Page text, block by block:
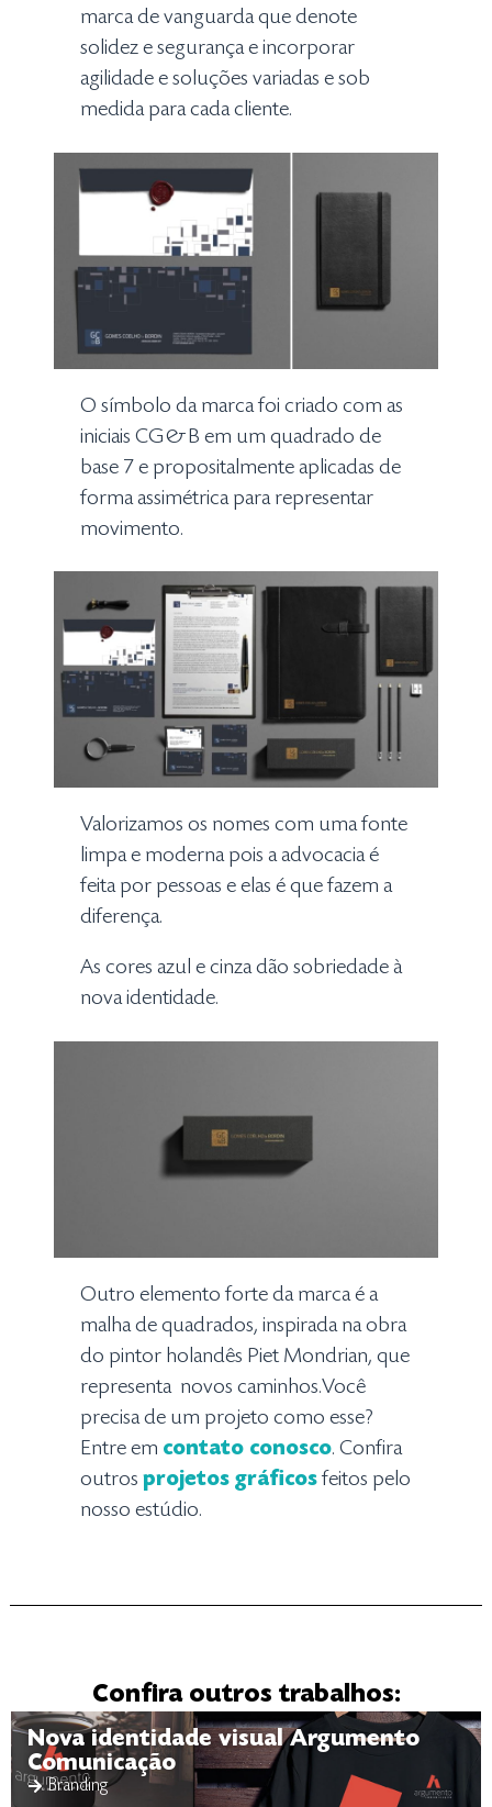
marca de vanguarda que denote
solidez e segurança e incorporar
agilidade e soluções variadas e sob
medida para cada cliente.
O símbolo da marca foi criado com as
iniciais CG&B em um quadrado de
base 7 e propositalmente aplicadas de
forma assimétrica para representar
movimento.
Valorizamos os nomes com uma fonte
limpa e moderna pois a advocacia é
feita por pessoas e elas é que fazem a
diferença.
As cores azul e cinza dão sobriedade à
nova identidade.
Outro elemento forte da marca é a
malha de quadrados, inspirada na obra
do pintor holandês Piet Mondrian, que
representa novos caminhos.Você
precisa de um projeto como esse?
Entre em contato conosco. Confira
outrosprojetos gráficos feitos pelo
nosso estúdio.
Confira outros trabalhos:
Nova identidade visual Argumento
Comunicação
Branding